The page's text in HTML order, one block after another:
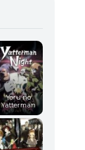
Yoru no
Yatterman